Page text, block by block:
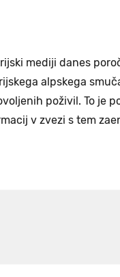
mediji danes
alpskega
poživil. To je
v zvezi s tem